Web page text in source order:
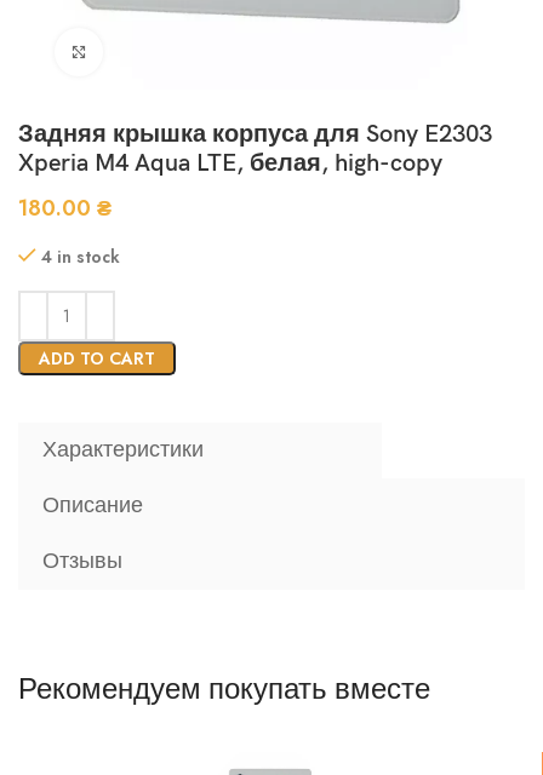
Задняя крышка корпуса для Sony E2303
Xperia M4 Aqua LTE, белая, high-copy
180.00 ₴
4 in stock
ADD TO CART
Характеристики
Описание
Отзывы
Рекомендуем покупать вместе